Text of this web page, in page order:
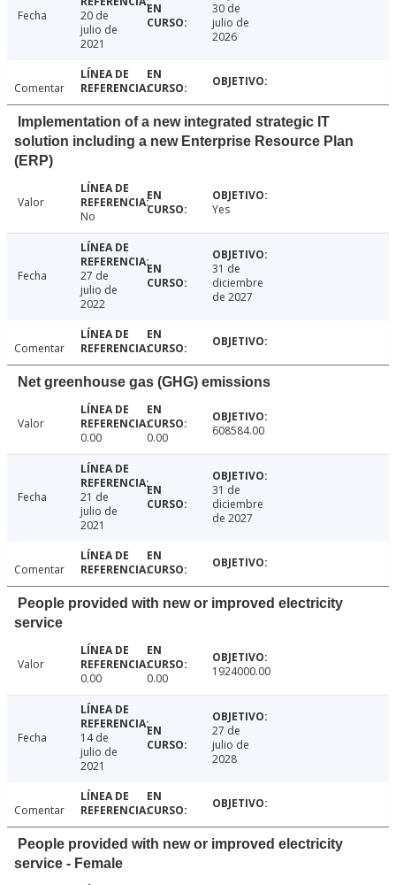
Fecha
20 de
julio de
2021
30 de
julio de
2026
Comentar
Implementation of a new integrated strategic IT
solution including a new Enterprise Resource Plan
(ERP)
Valor
No
Yes
Fecha
27 de
julio de
2022
31 de
diciembre
de 2027
Comentar
Net greenhouse gas (GHG) emissions
Valor
0.00
0.00 608584.00
Fecha
21 de
julio de
2021
31 de
diciembre
de 2027
Comentar
People provided with new or improved electricity
service
Valor
0.00
0.00 1924000.00
Fecha
14 de
julio de
2021
27 de
julio de
2028
Comentar
People provided with new or improved electricity
service - Female